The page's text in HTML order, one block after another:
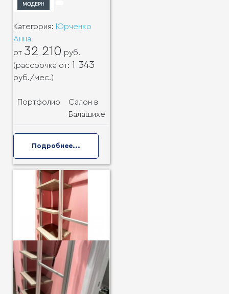
Категория: Юрченко
Анна
от 32 210 руб.
(рассрочка от: 1 343
руб./мес.)
Портфолио
Салон в
Балашихе
Подробнее...